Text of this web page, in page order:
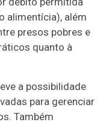
alimentícia), além
presos pobres e
quanto à
a possibilidade
para gerenciar
Também